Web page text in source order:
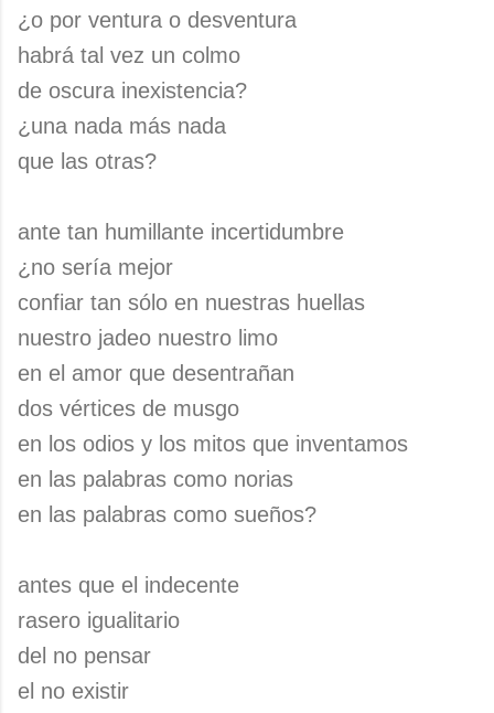
¿o por ventura o desventura
habrá tal vez un colmo
de oscura inexistencia?
¿una nada más nada
que las otras?
ante tan humillante incertidumbre
¿no sería mejor
confiar tan sólo en nuestras huellas
nuestro jadeo nuestro limo
en el amor que desentrañan
dos vértices de musgo
en los odios y los mitos que inventamos
en las palabras como norias
en las palabras como sueños?
antes que el indecente
rasero igualitario
del no pensar
el no existir